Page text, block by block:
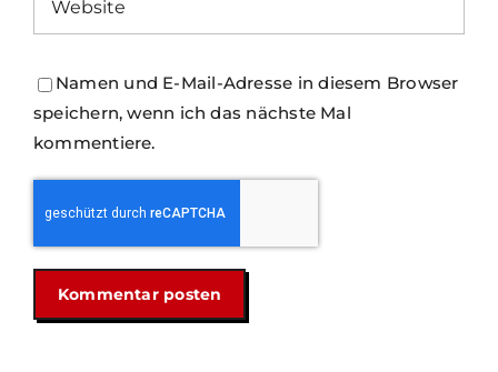
Namen und E-Mail-Adresse in diesem Browser
speichern, wenn ich das nächste Mal
kommentiere.